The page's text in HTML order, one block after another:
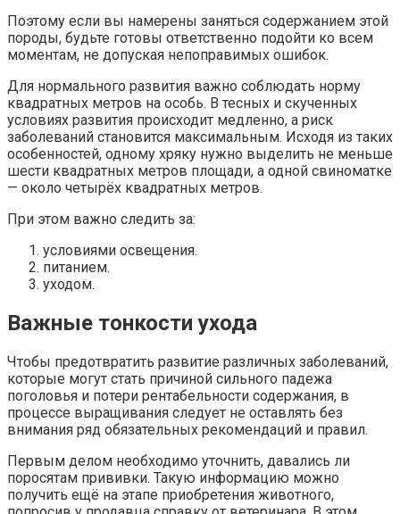
Поэтому если вы намерены заняться содержанием этой
породы, будьте готовы ответственно подойти ко всем
моментам, не допуская непоправимых ошибок.
Для нормального развития важно соблюдать норму
квадратных метров на особь. В тесных и скученных
условиях развития происходит медленно, а риск
заболеваний становится максимальным. Исходя из таких
особенностей, одному хряку нужно выделить не меньше
шести квадратных метров площади, а одной свиноматке
— около четырёх квадратных метров.
При этом важно следить за:
условиями освещения.
питанием.
уходом.
Важные тонкости ухода
Чтобы предотвратить развитие различных заболеваний,
которые могут стать причиной сильного падежа
поголовья и потери рентабельности содержания, в
процессе выращивания следует не оставлять без
внимания ряд обязательных рекомендаций и правил.
Первым делом необходимо уточнить, давались ли
поросятам прививки. Такую информацию можно
получить ещё на этапе приобретения животного,